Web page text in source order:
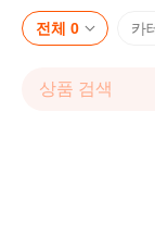
전체 0 카